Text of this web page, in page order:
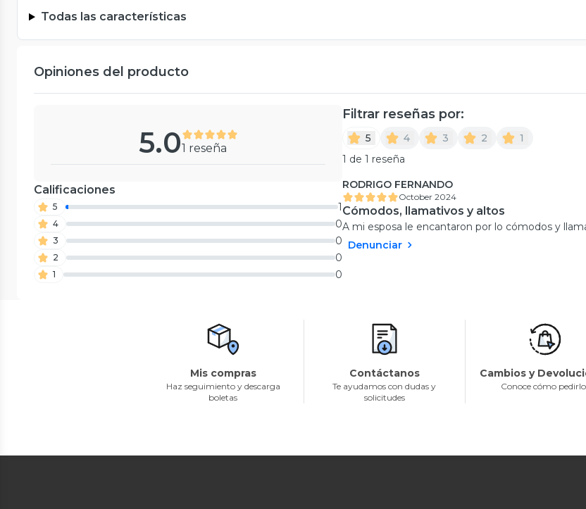
Todas las características
Opiniones del producto
5.01 reseña
Calificaciones
5 1
4 0
3 0
2 0
1 0
Filtrar reseñas por:
5 4 3 2
1
1 de 1 reseña
RODRIGO FERNANDO
October 2024
Cómodos, llamativos y altos
A mi esposa le encantaron por lo cómodos y
Denunciar
Mis compras
Haz seguimiento y descarga
boletas
Contáctanos
Te ayudamos con dudas y
solicitudes
Cambios y
Conoce cómo